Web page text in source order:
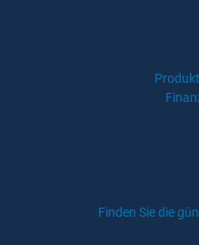
Finden Sie die